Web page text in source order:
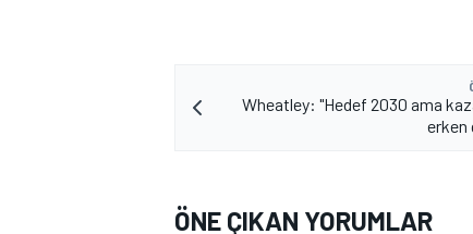
Wheatley: "Hedef 2030 ama
erken
ÖNE ÇIKAN YORUMLAR